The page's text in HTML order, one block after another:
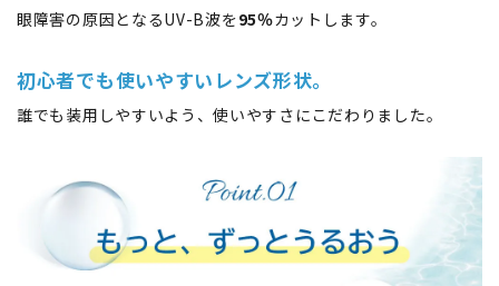
眼障害の原因となるUV-B波を95％カットします。
初心者でも使いやすいレンズ形状。
誰でも装用しやすいよう、使いやすさにこだわりました。